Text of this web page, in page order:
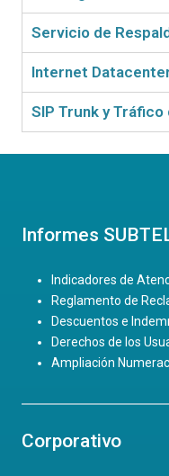
Servicio de
Internet
SIP Trunk y Tráfico
Informes
Indicadores de
Reglamento de
Descuentos e
Derechos de los
Ampliación
Corporativo